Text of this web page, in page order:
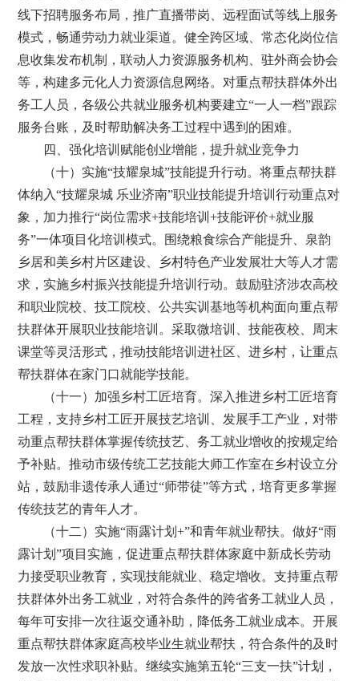
线下招聘服务布局，推广直播带岗、远程面试等线上服务
模式，畅通劳动力就业渠道。健全跨区域、常态化岗位信
息收集发布机制，联动人力资源服务机构、驻外商会协会
等，构建多元化人力资源信息网络。对重点帮扶群体外出
务工人员，各级公共就业服务机构要建立“一人一档”跟踪
服务台账，及时帮助解决务工过程中遇到的困难。
四、强化培训赋能创业增能，提升就业竞争力
（十）实施“技耀泉城”技能提升行动。将重点帮扶群
体纳入“技耀泉城 乐业济南”职业技能提升培训行动重点对
象，加力推行“岗位需求+技能培训+技能评价+就业服
务”一体项目化培训模式。围绕粮食综合产能提升、泉韵
乡居和美乡村片区建设、乡村特色产业发展壮大等人才需
求，实施乡村振兴技能提升培训行动。鼓励驻济涉农高校
和职业院校、技工院校、公共实训基地等机构面向重点帮
扶群体开展职业技能培训。采取微培训、技能夜校、周末
课堂等灵活形式，推动技能培训进社区、进乡村，让重点
帮扶群体在家门口就能学技能。
（十一）加强乡村工匠培育。深入推进乡村工匠培育
工程，支持乡村工匠开展技艺培训、发展手工产业，对带
动重点帮扶群体掌握传统技艺、务工就业增收的按规定给
予补贴。推动市级传统工艺技能大师工作室在乡村设立分
站，鼓励非遗传承人通过“师带徒”等方式，培育更多掌握
传统技艺的青年人才。
（十二）实施“雨露计划+”和青年就业帮扶。做好“雨
露计划”项目实施，促进重点帮扶群体家庭中新成长劳动
力接受职业教育，实现技能就业、稳定增收。支持重点帮
扶群体外出务工就业，对符合条件的跨省务工就业人员，
每年可安排一次往返交通补助，降低务工就业成本。开展
重点帮扶群体家庭高校毕业生就业帮扶，符合条件的及时
发放一次性求职补贴。继续实施第五轮“三支一扶”计划，